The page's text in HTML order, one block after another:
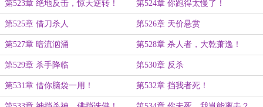
第523章 绝地反击，惊天逆转！ 第524章 你跑得太慢了！
第525章 借刀杀人 第526章 天价悬赏
第527章 暗流汹涌 第528章 杀人者，大乾萧逸！
第529章 杀手降临 第530章 反杀
第531章 借你脑袋一用！ 第532章 挡我者死！